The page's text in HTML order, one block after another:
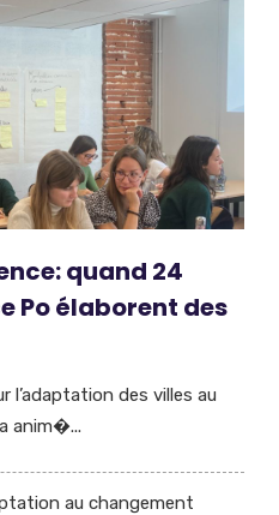
quand 24
Po élaborent des
l’adaptation des villes au
anim�...
au changement